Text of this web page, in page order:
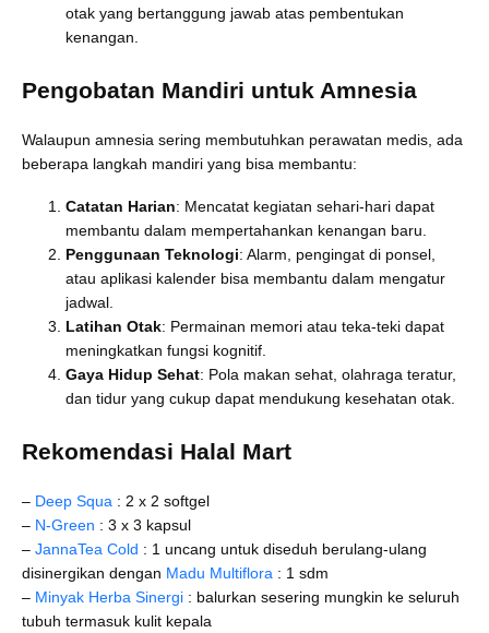
otak yang bertanggung jawab atas pembentukan
kenangan.
Pengobatan Mandiri untuk Amnesia
Walaupun amnesia sering membutuhkan perawatan medis, ada
beberapa langkah mandiri yang bisa membantu:
Catatan Harian: Mencatat kegiatan sehari-hari dapat
membantu dalam mempertahankan kenangan baru.
Penggunaan Teknologi: Alarm, pengingat di ponsel,
atau aplikasi kalender bisa membantu dalam mengatur
jadwal.
Latihan Otak: Permainan memori atau teka-teki dapat
meningkatkan fungsi kognitif.
Gaya Hidup Sehat: Pola makan sehat, olahraga teratur,
dan tidur yang cukup dapat mendukung kesehatan otak.
Rekomendasi Halal Mart
– Deep Squa : 2 x 2 softgel
– N-Green : 3 x 3 kapsul
– JannaTea Cold : 1 uncang untuk diseduh berulang-ulang
disinergikan dengan Madu Multiflora : 1 sdm
– Minyak Herba Sinergi : balurkan sesering mungkin ke seluruh
tubuh termasuk kulit kepala